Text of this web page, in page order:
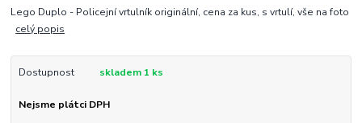
Lego Duplo - Policejní vrtulník originální, cena za kus, s vrtulí, vše na foto
celý popis
Dostupnost skladem 1 ks
Nejsme plátci DPH